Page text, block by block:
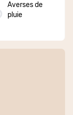
Averses de
pluie